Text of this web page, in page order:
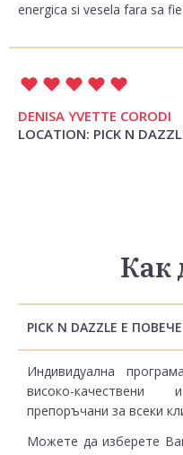
energica si vesela fara sa
DENISA YVETTE CORODI
LOCATION: PICK N
Как
PICK N DAZZLE Е
Индивидуална
високо-
препоръчани за всеки
Можете да изберете